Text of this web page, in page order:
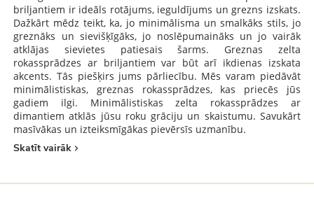
briljantiem ir ideāls rotājums, ieguldījums un grezns izskats.
Dažkārt mēdz teikt, ka, jo minimālisma un smalkāks stils, jo
greznāks un sievišķīgāks, jo noslēpumaināks un jo vairāk
atklājas sievietes patiesais šarms. Greznas zelta
rokassprādzes ar briljantiem var būt arī ikdienas izskata
akcents. Tās piešķirs jums pārliecību. Mēs varam piedāvāt
minimālistiskas, greznas rokassprādzes, kas priecēs jūs
gadiem ilgi. Minimālistiskas zelta rokassprādzes ar
dimantiem atklās jūsu roku grāciju un skaistumu. Savukārt
masīvākas un izteiksmīgākas pievērsīs uzmanību.
Skatīt vairāk